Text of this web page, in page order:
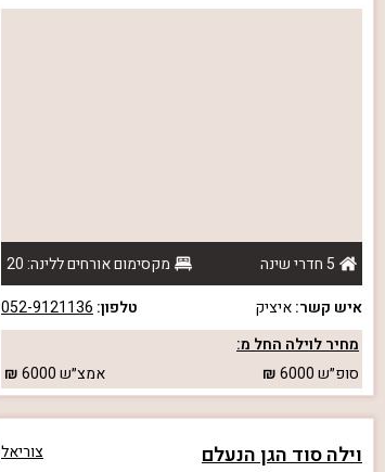
5 חדרי שינה
מקסימום אורחים ללינה: 20
איש קשר:איציק טלפון: 052-9121136
מחיר לוילה החל מ:
סופ״ש6000 אמצ״ש6000
וילה סוד הגן הנעלם צוריאל